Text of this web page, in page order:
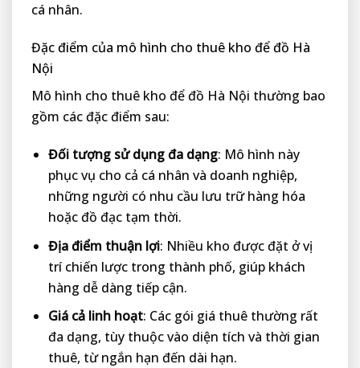
cá nhân.
Đặc điểm của mô hình cho thuê kho để đồ Hà
Nội
Mô hình cho thuê kho để đồ Hà Nội thường bao
gồm các đặc điểm sau:
Đối tượng sử dụng đa dạng: Mô hình này
phục vụ cho cả cá nhân và doanh nghiệp,
những người có nhu cầu lưu trữ hàng hóa
hoặc đồ đạc tạm thời.
Địa điểm thuận lợi: Nhiều kho được đặt ở vị
trí chiến lược trong thành phố, giúp khách
hàng dễ dàng tiếp cận.
Giá cả linh hoạt: Các gói giá thuê thường rất
đa dạng, tùy thuộc vào diện tích và thời gian
thuê, từ ngắn hạn đến dài hạn.